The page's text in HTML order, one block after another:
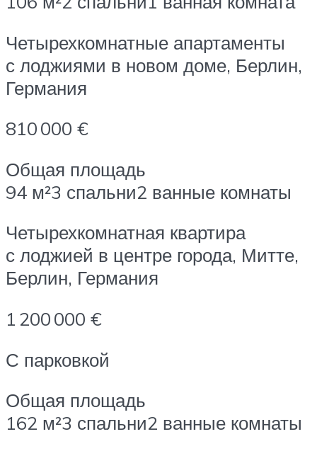
Четырехкомнатные апартаменты
с лоджиями в новом доме, Берлин,
Германия
810 000 €
Общая площадь
94 м²3 спальни2 ванные комнаты
Четырехкомнатная квартира
с лоджией в центре города, Митте,
Берлин, Германия
1 200 000 €
С парковкой
Общая площадь
162 м²3 спальни2 ванные комнаты